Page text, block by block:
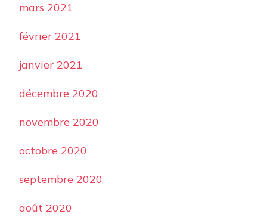
mars 2021
février 2021
janvier 2021
décembre 2020
novembre 2020
octobre 2020
septembre 2020
août 2020